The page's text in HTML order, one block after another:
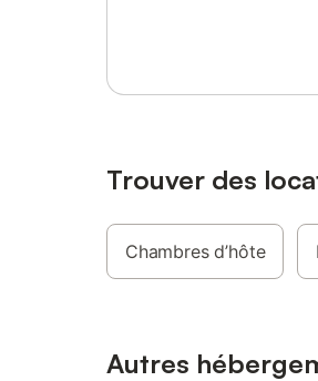
chargées d'histoire. Jouez
Trouver des
Chambres d’hôte
Autres